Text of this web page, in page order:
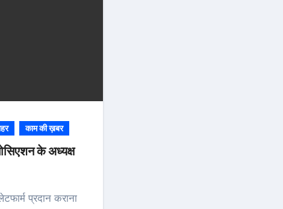
काम की ख़बर
के अध्यक्ष